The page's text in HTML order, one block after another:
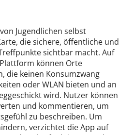
Jugendlichen selbst
die sichere, öffentliche und
sichtbar macht. Auf
können Orte
die keinen Konsumzwang
oder WLAN bieten und an
wird. Nutzer können
und kommentieren, um
zu beschreiben. Um
verzichtet die App auf